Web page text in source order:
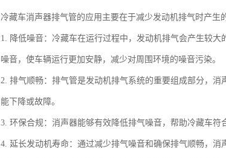
冷藏车消声器排气管的应用主要在于减少发动机排气时产生
1. 降低噪音：冷藏车在运行过程中，发动机排气会产生较
噪音，使车辆运行更加安静，减少对周围环境的噪音污染。
2. 排气顺畅：排气管是发动机排气系统的重要组成部分，
能下降或故障。
3. 环保合规：消声器能够有效降低排气噪音，帮助冷藏车符
4. 延长发动机寿命：通过减少排气噪音和确保排气顺畅，消